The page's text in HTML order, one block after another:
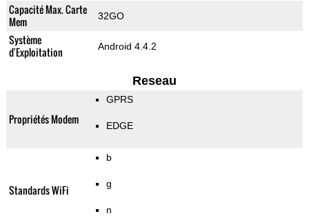
Capacité Max. Carte
Mem
32GO
Système
d'Exploitation
Android 4.4.2
Reseau
Propriétés Modem
GPRS
EDGE
Standards WiFi
b
g
n